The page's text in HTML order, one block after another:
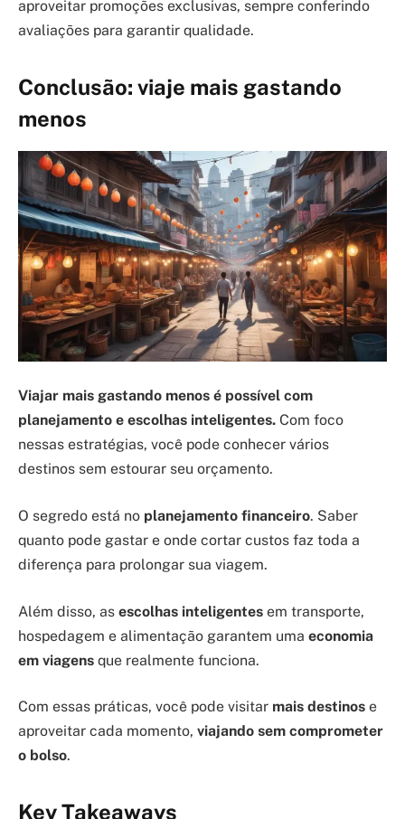
aproveitar promoções exclusivas, sempre conferindo
avaliações para garantir qualidade.
Conclusão: viaje mais gastando
menos
Viajar mais gastando menos é possível com
planejamento e escolhas inteligentes. Com foco
nessas estratégias, você pode conhecer vários
destinos sem estourar seu orçamento.
O segredo está no planejamento financeiro. Saber
quanto pode gastar e onde cortar custos faz toda a
diferença para prolongar sua viagem.
Além disso, as escolhas inteligentes em transporte,
hospedagem e alimentação garantem uma economia
em viagens que realmente funciona.
Com essas práticas, você pode visitar mais destinos e
aproveitar cada momento, viajando sem comprometer
o bolso.
Key Takeaways